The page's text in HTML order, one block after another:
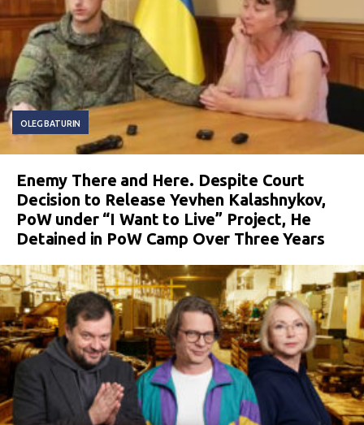
OLEG BATURIN
Enemy There and Here. Despite Court
Decision to Release Yevhen Kalashnykov,
PoW under “I Want to Live” Project, He
Detained in PoW Camp Over Three Years